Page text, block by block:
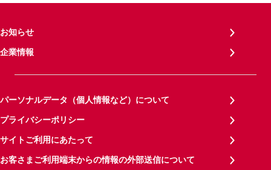
お知らせ
企業情報
パーソナルデータ（個人情報など）について
プライバシーポリシー
サイトご利用にあたって
お客さまご利用端末からの情報の外部送信について